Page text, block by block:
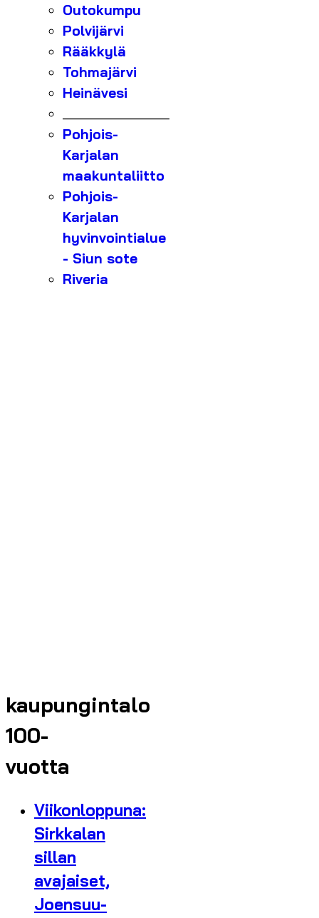
Outokumpu
Polvijärvi
Rääkkylä
Tohmajärvi
Heinävesi
Pohjois-
Karjalan
maakuntaliitto
Pohjois-
Karjalan
hyvinvointialue
- Siun sote
Riveria
kaupungintalo
100-
vuotta
Viikonloppuna:
Sirkkalan
sillan
avajaiset,
Joensuu-